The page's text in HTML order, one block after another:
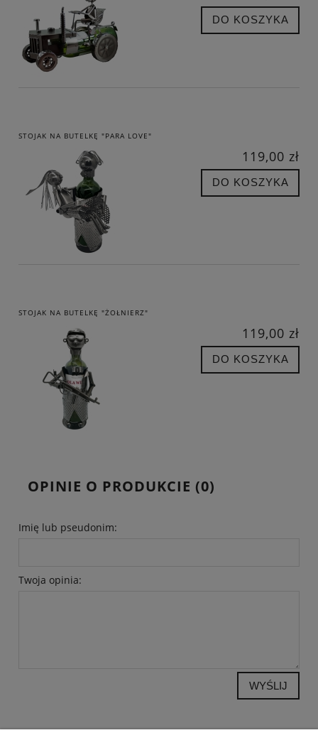
DO KOSZYKA
STOJAK NA BUTELKĘ "PARA LOVE"
119,00 zł
DO KOSZYKA
STOJAK NA BUTELKĘ "ŻOŁNIERZ"
119,00 zł
DO KOSZYKA
OPINIE O PRODUKCIE (0)
Imię lub pseudonim:
Twoja opinia:
WYŚLIJ